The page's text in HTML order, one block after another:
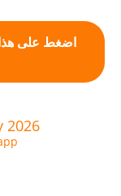
اضغط على
2026